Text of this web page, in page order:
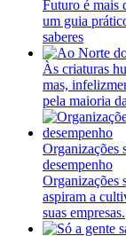
Futuro é mais
um guia
saberes
Às criaturas
mas,
pela maioria
Organizações
desempenho
Organizações
aspiram a
suas empresas.